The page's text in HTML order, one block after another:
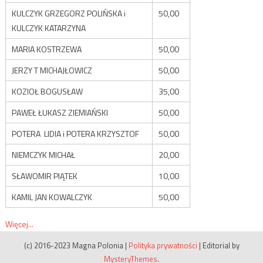
KULCZYK GRZEGORZ POLIŃSKA i
KULCZYK KATARZYNA
50,00
MARIA KOSTRZEWA
50,00
JERZY T MICHAJŁOWICZ
50,00
KOZIOŁ BOGUSŁAW
35,00
PAWEŁ ŁUKASZ ZIEMIAŃSKI
50,00
POTERA LIDIA i POTERA KRZYSZTOF
50,00
NIEMCZYK MICHAŁ
20,00
SŁAWOMIR PIĄTEK
10,00
KAMIL JAN KOWALCZYK
50,00
Więcej...
(c) 2016-2023 Magna Polonia | Polityka prywatności | Editorial by
MysteryThemes.